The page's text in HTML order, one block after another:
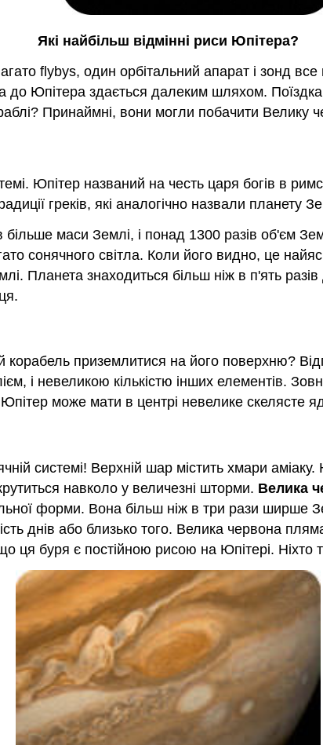
Які найбільш відмінні риси Юпітера?
flybys, один орбітальний апарат і зонд
до Юпітера здається далеким шляхом.
Принаймні, вони могли побачити Велику
Юпітер названий на честь царя богів в
греків, які аналогічно назвали
більше маси Землі, і понад 1300 разів об'єм
сонячного світла. Коли його видно, це
Планета знаходиться більш ніж в п'ять
корабель приземлитися на його поверхню?
і невеликою кількістю інших елементів.
може мати в центрі невелике скелясте
системі! Верхній шар містить хмари аміаку.
навколо у величезні шторми. Велика
форми. Вона більш ніж в три рази ширше
днів або близько того. Велика червона
ця буря є постійною рисою на Юпітері. Ніхто